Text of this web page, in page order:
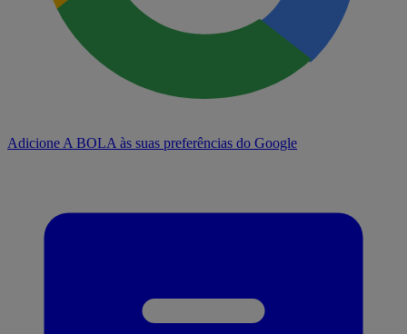
Adicione A BOLA às suas preferências do Google